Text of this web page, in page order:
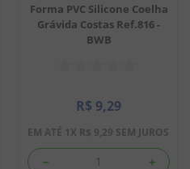
Forma PVC Silicone Coelha
Grávida Costas Ref.816 -
BWB
R$ 9,29
EM ATÉ 1X R$ 9,29 SEM JUROS
＋
－